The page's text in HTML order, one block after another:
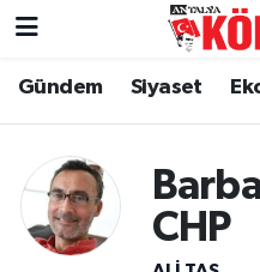
Gündem Siyaset
CHP
Gündem
Siyaset
Yerel Yönetim
Nöbetçi Eczaneler
Hava Durumu
Trafik Durumu